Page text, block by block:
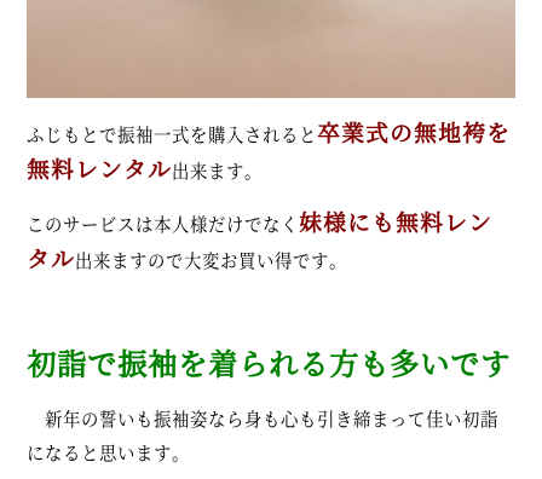
ふじもとで振袖一式を購入されると卒業式の無地袴を
無料レンタル出来ます。
このサービスは本人様だけでなく妹様にも無料レン
タル出来ますので大変お買い得です。
初詣で振袖を着られる方も多いです
新年の誓いも振袖姿なら身も心も引き締まって佳い初詣
になると思います。